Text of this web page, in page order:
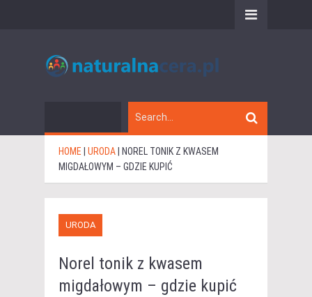
HOME URODA
NOREL TONIK Z KWASEM
MIGDAŁOWYM – GDZIE KUPIĆ
URODA
Norel tonik z kwasem
migdałowym – gdzie kupić